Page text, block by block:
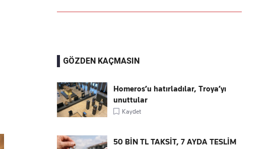
GÖZDEN KAÇMASIN
Homeros’u hatırladılar, Troya’yı
unuttular
Kaydet
50 BİN TL TAKSİT, 7 AYDA TESLİM